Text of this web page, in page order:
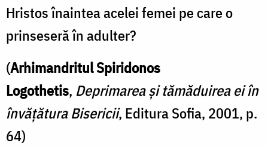
Hristos înaintea acelei femei pe care o
prinseseră în adulter?
(Arhimandritul Spiridonos
Logothetis, Deprimarea și tămăduirea ei în
învățătura Bisericii, Editura Sofia, 2001, p.
64)